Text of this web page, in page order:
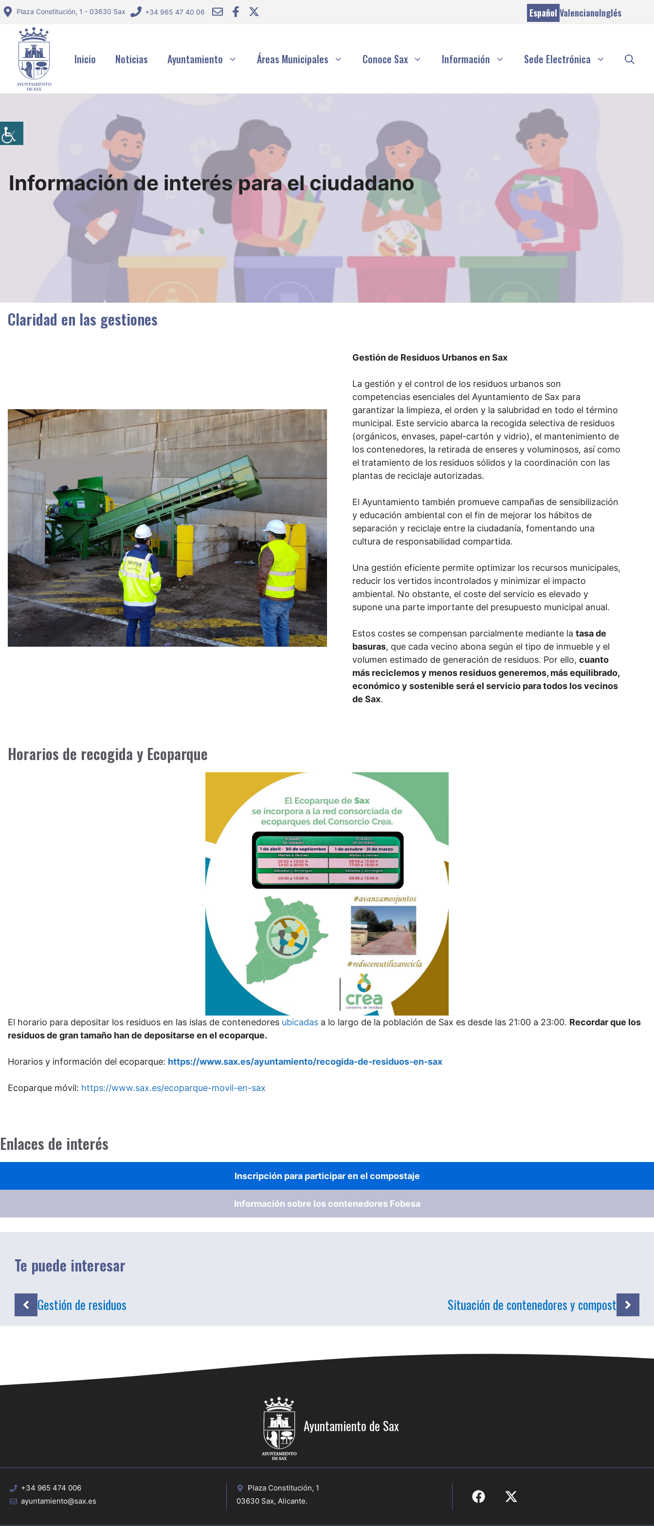
Saltar
contenido
Plaza Constitución, 1 - 03630 Sax +34 965 47 40 06 Español ValencianoInglés
Inicio Noticias Ayuntamiento Áreas Municipales Conoce Sax Información Sede Electrónica
Información de interés para el ciudadano
Claridad en las gestiones
Gestión de Residuos Urbanos en Sax
La gestión y el control de los residuos urbanos son
competencias esenciales del Ayuntamiento de Sax para
garantizar la limpieza, el orden y la salubridad en todo el término
municipal. Este servicio abarca la recogida selectiva de residuos
(orgánicos, envases, papel-cartón y vidrio), el mantenimiento de
los contenedores, la retirada de enseres y voluminosos, así como
el tratamiento de los residuos sólidos y la coordinación con las
plantas de reciclaje autorizadas.
El Ayuntamiento también promueve campañas de sensibilización
y educación ambiental con el fin de mejorar los hábitos de
separación y reciclaje entre la ciudadanía, fomentando una
cultura de responsabilidad compartida.
Una gestión eficiente permite optimizar los recursos municipales,
reducir los vertidos incontrolados y minimizar el impacto
ambiental. No obstante, el coste del servicio es elevado y
supone una parte importante del presupuesto municipal anual.
Estos costes se compensan parcialmente mediante latasa de
basuras, que cada vecino abona según el tipo de inmueble y el
volumen estimado de generación de residuos. Por ello,cuanto
más reciclemos y menos residuos generemos, más equilibrado,
económico y sostenible será el servicio para todos los vecinos
de Sax.
Horarios de recogida y Ecoparque
El horario para depositar los residuos en las islas de contenedores ubicadas a lo largo de la población de Sax es desde las 21:00 a 23:00. Recordar que los
residuos de gran tamaño han de depositarse en el ecoparque.
Horarios y información del ecoparque: https://www.sax.es/ayuntamiento/recogida-de-residuos-en-sax
Ecoparque móvil: https://www.sax.es/ecoparque-movil-en-sax
Enlaces de interés
Inscripción para participar en el compostaje
Información sobre los contenedores Fobesa
Te puede interesar
Gestión de residuos Situación de contenedores y compost
Ayuntamiento de Sax
+34 965 474 006
ayuntamiento@sax.es
Plaza Constitución, 1
03630 Sax, Alicante.